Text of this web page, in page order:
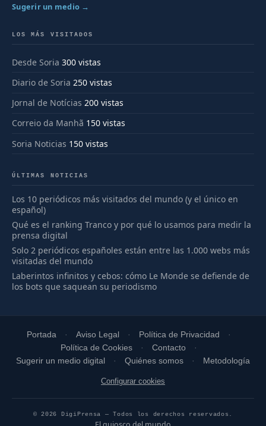
Sugerir un medio →
LOS MÁS VISITADOS
Desde Soria 300 vistas
Diario de Soria 250 vistas
Jornal de Notícias 200 vistas
Correio da Manhã 150 vistas
Soria Noticias 150 vistas
ÚLTIMAS NOTICIAS
Los 10 periódicos más visitados del mundo (y el único en
español)
Qué es el ranking Tranco y por qué lo usamos para medir la
prensa digital
Solo 2 periódicos españoles están entre las 1.000 webs más
visitadas del mundo
Laberintos infinitos y cebos: cómo Le Monde se defiende de
los bots que saquean su periodismo
Portada Aviso Legal
Política de Privacidad
Política de Cookies
Contacto
Sugerir un medio digital
Quiénes somos Metodología
Configurar cookies
© 2026 DigiPrensa — Todos los derechos reservados.